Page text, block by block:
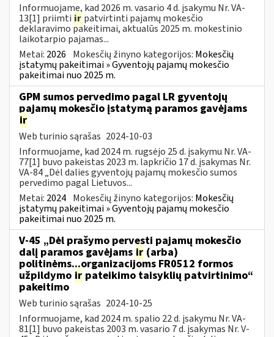
Informuojame, kad 2026 m. vasario 4 d. įsakymu Nr. VA-
13[1] priimti ir patvirtinti pajamų mokesčio
deklaravimo pakeitimai, aktualūs 2025 m. mokestinio
laikotarpio pajamas...
Metai: 2026 Mokesčių žinyno kategorijos: Mokesčių
įstatymų pakeitimai » Gyventojų pajamų mokesčio
pakeitimai nuo 2025 m.
GPM sumos pervedimo pagal LR gyventojų
pajamų mokesčio įstatymą paramos gavėjams
ir
Web turinio sąrašas 2024-10-03
Informuojame, kad 2024 m. rugsėjo 25 d. įsakymu Nr. VA-
77[1] buvo pakeistas 2023 m. lapkričio 17 d. įsakymas Nr.
VA-84 „Dėl dalies gyventojų pajamų mokesčio sumos
pervedimo pagal Lietuvos...
Metai: 2024 Mokesčių žinyno kategorijos: Mokesčių
įstatymų pakeitimai » Gyventojų pajamų mokesčio
pakeitimai nuo 2025 m.
V-45 „Dėl prašymo pervesti pajamų mokesčio
dalį paramos gavėjams ir (arba)
politinėms...organizacijoms FR0512 formos
užpildymo ir pateikimo taisyklių patvirtinimo“
pakeitimo
Web turinio sąrašas 2024-10-25
Informuojame, kad 2024 m. spalio 22 d. įsakymu Nr. VA-
81[1] buvo pakeistas 2003 m. vasario 7 d. įsakymas Nr. V-